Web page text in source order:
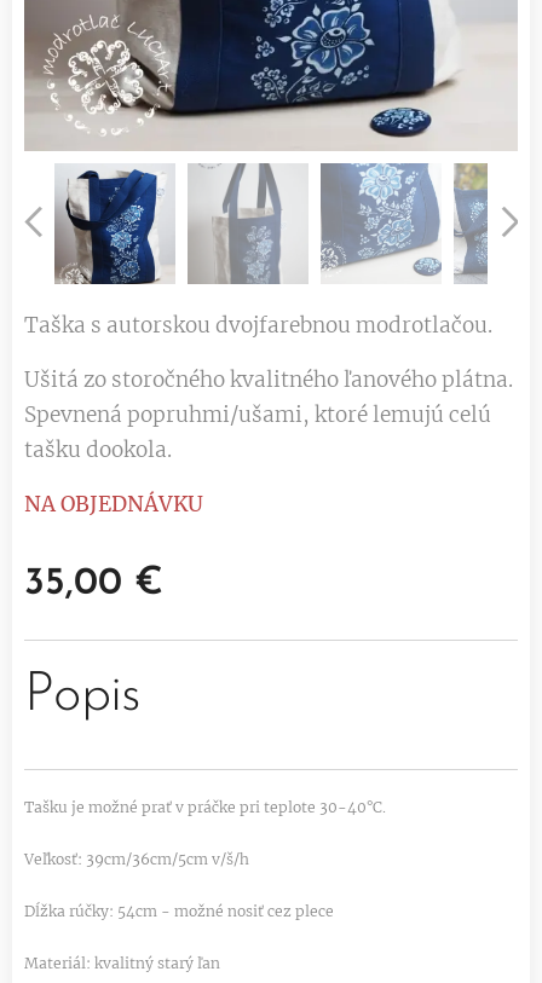
Taška s autorskou dvojfarebnou modrotlačou.
Ušitá zo storočného kvalitného ľanového plátna.
Spevnená popruhmi/ušami, ktoré lemujú celú
tašku dookola.
NA OBJEDNÁVKU
35,00 €
Popis
Tašku je možné prať v práčke pri teplote 30-40°C.
Veľkosť: 39cm/36cm/5cm v/š/h
Dĺžka rúčky: 54cm - možné nosiť cez plece
Materiál: kvalitný starý ľan